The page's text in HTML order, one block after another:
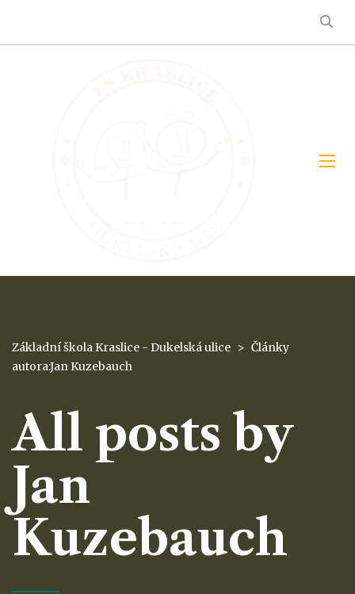
Základní škola Kraslice - Dukelská ulice > Články
autora:Jan Kuzebauch
All posts by
Jan
Kuzebauch